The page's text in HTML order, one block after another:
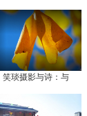
笑琰摄影与诗：与